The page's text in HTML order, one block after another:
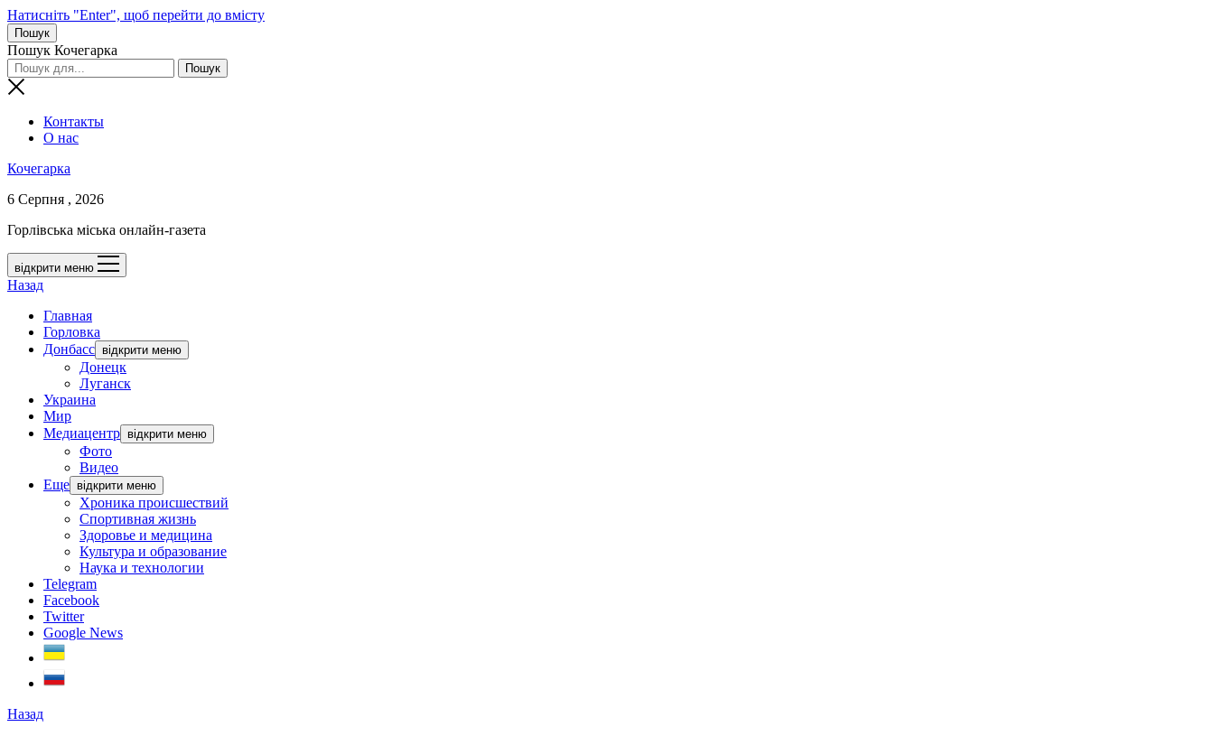
Натисніть "Enter", щоб перейти до вмісту
Пошук
Пошук Кочегарка
Контакты
О нас
Кочегарка
6 Серпня , 2026
Горлівська міська онлайн-газета
відкрити меню
Назад
Главная
Горловка
Донбасс відкрити меню
Донецк
Луганск
Украина
Мир
Медиацентр відкрити меню
Фото
Видео
Еще відкрити меню
Хроника происшествий
Спортивная жизнь
Здоровье и медицина
Культура и образование
Наука и технологии
Telegram
Facebook
Twitter
Google News
Назад